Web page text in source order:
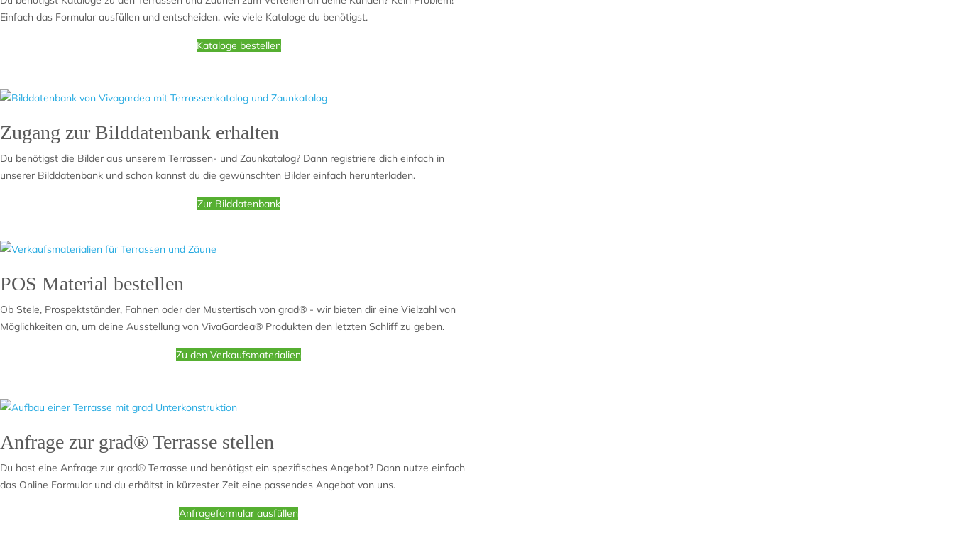
Einfach das Formular ausfüllen und entscheiden, wie viele Kataloge du benötigst.
Kataloge bestellen
Zugang zur Bilddatenbank erhalten
Du benötigst die Bilder aus unserem Terrassen- und Zaunkatalog? Dann registriere dich einfach in
unserer Bilddatenbank und schon kannst du die gewünschten Bilder einfach herunterladen.
Zur Bilddatenbank
POS Material bestellen
Ob Stele, Prospektständer, Fahnen oder der Mustertisch von grad® - wir bieten dir eine Vielzahl von
Möglichkeiten an, um deine Ausstellung von VivaGardea® Produkten den letzten Schliff zu geben.
Zu den Verkaufsmaterialien
Anfrage zur grad® Terrasse stellen
Du hast eine Anfrage zur grad® Terrasse und benötigst ein spezifisches Angebot? Dann nutze einfach
das Online Formular und du erhältst in kürzester Zeit eine passendes Angebot von uns.
Anfrageformular ausfüllen